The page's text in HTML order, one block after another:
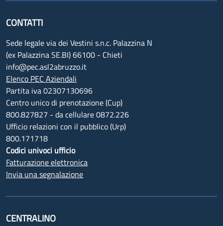
CONTATTI
Sede legale via dei Vestini s.n.c. Palazzina N
(ex Palazzina SE.BI) 66100 - Chieti
info@pec.asl2abruzzo.it
Elenco PEC Aziendali
Partita iva 02307130696
Centro unico di prenotazione (Cup)
800.827827 - da cellulare 0872.226
Ufficio relazioni con il pubblico (Urp)
800.171718
Codici univoci ufficio
Fatturazione elettronica
Invia una segnalazione
CENTRALINO